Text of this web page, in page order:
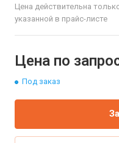
Цена действительна
указанной в прайс-листе
Цена по
Под заказ